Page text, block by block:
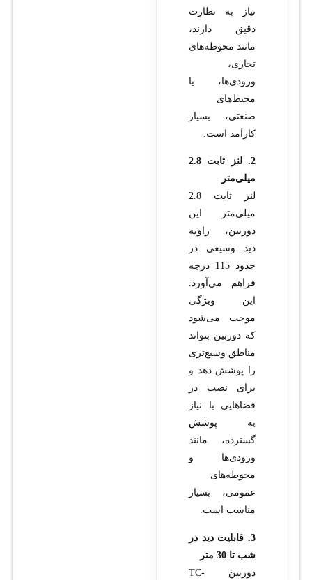
نیاز به نظارت
دقیق دارند،
مانند محوطه‌های
تجاری،
ورودی‌ها، یا
محیط‌های
صنعتی، بسیار
کارآمد است.
2. لنز ثابت 2.8
میلی‌متر
لنز ثابت 2.8
میلی‌متر این
دوربین، زاویه
دید وسیعی در
حدود 115 درجه
فراهم می‌آورد.
این ویژگی
موجب می‌شود
که دوربین بتواند
مناطق وسیع‌تری
را پوشش دهد و
برای نصب در
فضاهایی با نیاز
به پوشش
گسترده، مانند
ورودی‌ها و
محوطه‌های
عمومی، بسیار
مناسب است.
3. قابلیت دید در
شب تا 30 متر
دوربین TC-